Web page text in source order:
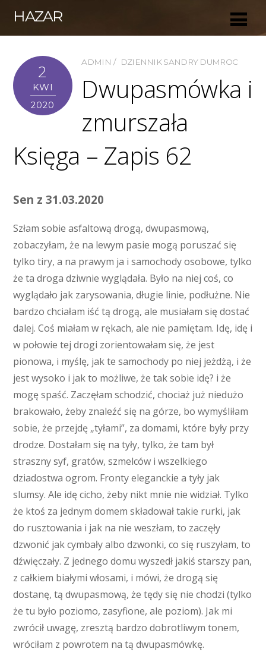
HAZAR
2
KWI
2020
ADMIN DZIENNIK SANDRY DUMROC
Dwupasmówka i
zmurszała
Księga – Zapis 62
Sen z 31.03.2020
Szłam sobie asfaltową drogą, dwupasmową,
zobaczyłam, że na lewym pasie mogą poruszać się
tylko tiry, a na prawym ja i samochody osobowe, tylko
że ta droga dziwnie wyglądała. Było na niej coś, co
wyglądało jak zarysowania, długie linie, podłużne. Nie
bardzo chciałam iść tą drogą, ale musiałam się dostać
dalej. Coś miałam w rękach, ale nie pamiętam. Idę, idę i
w połowie tej drogi zorientowałam się, że jest
pionowa, i myślę, jak te samochody po niej jeżdżą, i że
jest wysoko i jak to możliwe, że tak sobie idę? i że
mogę spaść. Zaczęłam schodzić, chociaż już niedużo
brakowało, żeby znaleźć się na górze, bo wymyśliłam
sobie, że przejdę „tyłami”, za domami, które były przy
drodze. Dostałam się na tyły, tylko, że tam był
straszny syf, gratów, szmelców i wszelkiego
dziadostwa ogrom. Fronty eleganckie a tyły jak
slumsy. Ale idę cicho, żeby nikt mnie nie widział. Tylko
że ktoś za jednym domem składował takie rurki, jak
do rusztowania i jak na nie weszłam, to zaczęły
dzwonić jak cymbały albo dzwonki, co się ruszyłam, to
dźwięczały. Z jednego domu wyszedł jakiś starszy pan,
z całkiem białymi włosami, i mówi, że drogą się
dostanę, tą dwupasmową, że tędy się nie chodzi (tylko
że tu było poziomo, zasyfione, ale poziom). Jak mi
zwrócił uwagę, zresztą bardzo dobrotliwym tonem,
wróciłam z powrotem na tą dwupasmówkę.